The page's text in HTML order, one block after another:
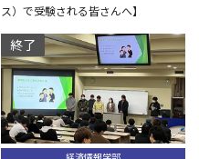
ス）で受験される皆さんへ】
終了